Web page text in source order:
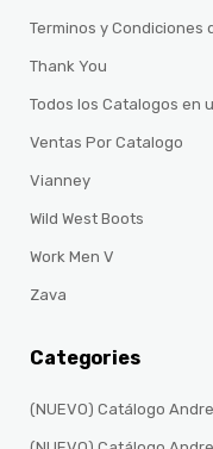
Terminos y Condiciones
Thank You
Todos los Catalogos en
Ventas Por Catalogo
Vianney
Wild West Boots
Work Men V
Zava
Categories
(NUEVO) Catálogo